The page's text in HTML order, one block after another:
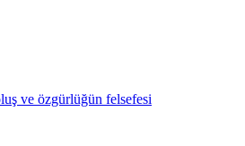
ve özgürlüğün felsefesi